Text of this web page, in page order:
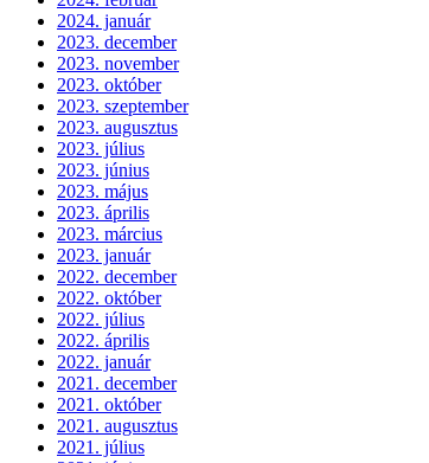
2024. január
2023. december
2023. november
2023. október
2023. szeptember
2023. augusztus
2023. július
2023. június
2023. május
2023. április
2023. március
2023. január
2022. december
2022. október
2022. július
2022. április
2022. január
2021. december
2021. október
2021. augusztus
2021. július